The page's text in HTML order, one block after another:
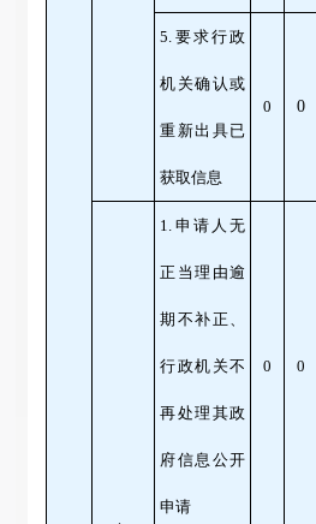
5.要求行政
机关确认或
重新出具已
获取信息
0 0
1.申请人无
正当理由逾
期不补正、
行政机关不
再处理其政
府信息公开
申请
0 0